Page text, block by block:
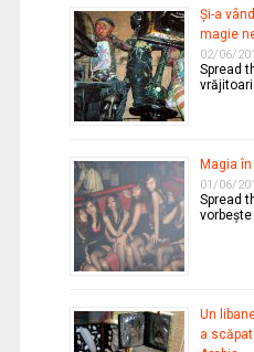
Şi-a
magie
02/06/
Spread
Magia
01/06/
Spread
Un
a